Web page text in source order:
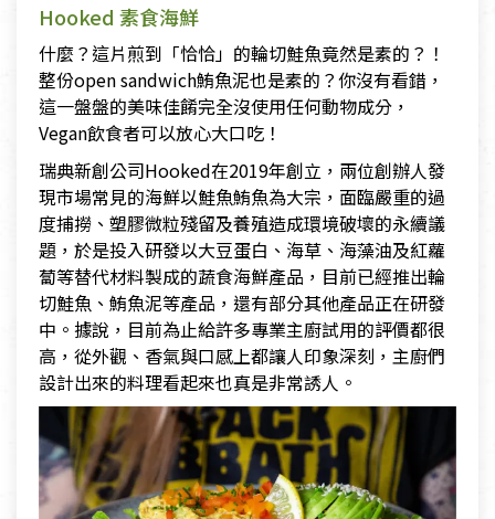
Hooked 素食海鮮
什麼？這片煎到「恰恰」的輪切鮭魚竟然是素的？！
整份open sandwich鮪魚泥也是素的？你沒有看錯，
這一盤盤的美味佳餚完全沒使用任何動物成分，
Vegan飲食者可以放心大口吃！
瑞典新創公司Hooked在2019年創立，兩位創辦人發
現市場常見的海鮮以鮭魚鮪魚為大宗，面臨嚴重的過
度捕撈、塑膠微粒殘留及養殖造成環境破壞的永續議
題，於是投入研發以大豆蛋白、海草、海藻油及紅蘿
蔔等替代材料製成的蔬食海鮮產品，目前已經推出輪
切鮭魚、鮪魚泥等產品，還有部分其他產品正在研發
中。據說，目前為止給許多專業主廚試用的評價都很
高，從外觀、香氣與口感上都讓人印象深刻，主廚們
設計出來的料理看起來也真是非常誘人。